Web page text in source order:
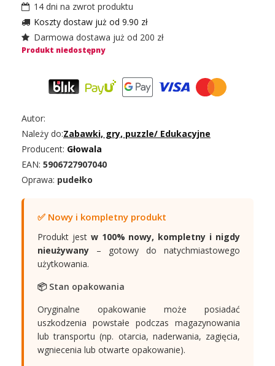
Autor:
Należy do:Zabawki, gry, puzzle/ Edukacyjne
Producent: Głowala
EAN: 5906727907040
Oprawa: pudełko
✅ Nowy i kompletny produkt
Produkt jest w 100% nowy, kompletny i nigdy
nieużywany – gotowy do natychmiastowego
użytkowania.
📦 Stan opakowania
Oryginalne opakowanie może posiadać
uszkodzenia powstałe podczas magazynowania
lub transportu (np. otarcia, naderwania, zagięcia,
wgniecenia lub otwarte opakowanie).
14 dni na zwrot produktu
Koszty dostaw już od 9.90 zł
Darmowa dostawa już od 200 zł
Produkt niedostępny